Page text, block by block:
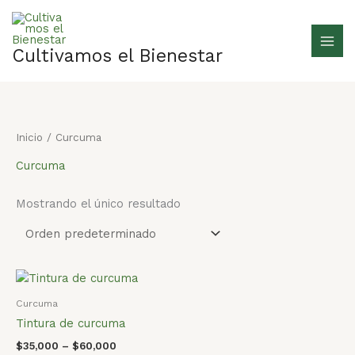
contenido
Cultivamos el Bienestar
Inicio / Curcuma
Curcuma
Mostrando el único resultado
Curcuma
Tintura de curcuma
$35,000 – $60,000